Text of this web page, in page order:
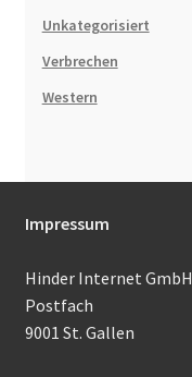
Unkategorisiert
Verbrechen
Western
Impressum
Hinder Internet GmbH
Postfach
9001 St. Gallen